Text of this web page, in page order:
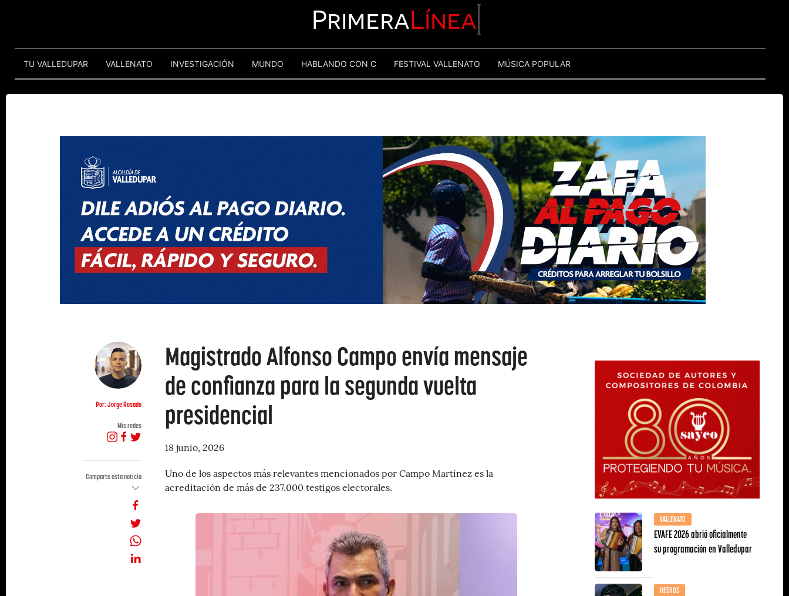
PrimeraLínea
TU VALLEDUPAR VALLENATO INVESTIGACIÓN MUNDO HABLANDO CON C FESTIVAL VALLENATO MÚSICA POPULAR
Por: Jorge Rosado
Mis redes
Comparte esta noticia
Magistrado Alfonso Campo envía mensaje
de confianza para la segunda vuelta
presidencial
18 junio, 2026
Uno de los aspectos más relevantes mencionados por Campo Martínez es la
acreditación de más de 237.000 testigos electorales.
VALLENATO
EVAFE 2026 abrió oficialmente
su programación en Valledupar
HECHOS